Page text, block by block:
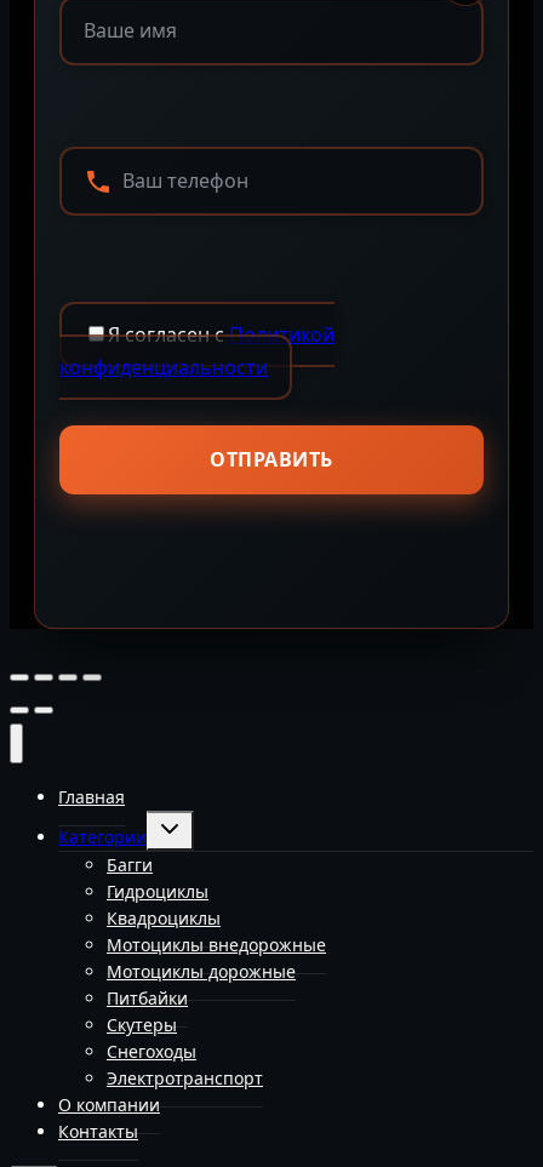
Я согласен сПолитикой
конфиденциальности
Главная
Категории
Переключить
дочернее
меню
Багги
Гидроциклы
Квадроциклы
Мотоциклы внедорожные
Мотоциклы дорожные
Питбайки
Скутеры
Снегоходы
Электротранспорт
О компании
Контакты